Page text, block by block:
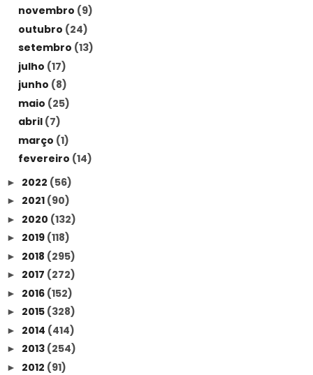
novembro (9)
outubro (24)
setembro (13)
julho (17)
junho (8)
maio (25)
abril (7)
março (1)
fevereiro (14)
► 2022 (56)
► 2021 (90)
► 2020 (132)
► 2019 (118)
► 2018 (295)
► 2017 (272)
► 2016 (152)
► 2015 (328)
► 2014 (414)
► 2013 (254)
► 2012 (91)